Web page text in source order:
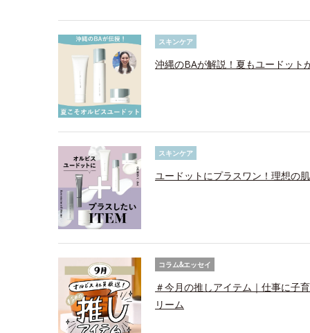
スキンケア
沖縄のBAが解説！夏もユードット
スキンケア
ユードットにプラスワン！理想の
コラム&エッセイ
＃今月の推しアイテム｜仕事に子
リーム